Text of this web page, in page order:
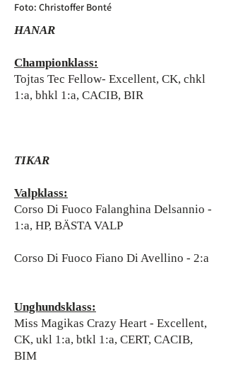
Foto: Christoffer Bonté
HANAR
Championklass:
Tojtas Tec Fellow- Excellent, CK, chkl
1:a, bhkl 1:a, CACIB, BIR
TIKAR
Valpklass:
Corso Di Fuoco Falanghina Delsannio -
1:a, HP, BÄSTA VALP
Corso Di Fuoco Fiano Di Avellino - 2:a
Unghundsklass:
Miss Magikas Crazy Heart - Excellent,
CK, ukl 1:a, btkl 1:a, CERT, CACIB,
BIM